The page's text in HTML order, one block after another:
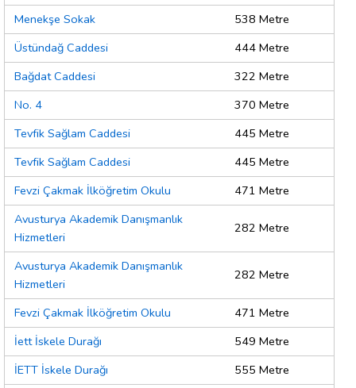
Menekşe Sokak
538 Metre
Üstündağ Caddesi
444 Metre
Bağdat Caddesi
322 Metre
No. 4
370 Metre
Tevfik Sağlam Caddesi
445 Metre
Tevfik Sağlam Caddesi
445 Metre
Fevzi Çakmak İlköğretim Okulu
471 Metre
Avusturya Akademik Danışmanlık
Hizmetleri
282 Metre
Avusturya Akademik Danışmanlık
Hizmetleri
282 Metre
Fevzi Çakmak İlköğretim Okulu
471 Metre
İett İskele Durağı
549 Metre
İETT İskele Durağı
555 Metre